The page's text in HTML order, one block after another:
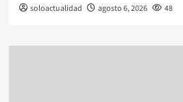
soloactualidad agosto 6, 2026 48